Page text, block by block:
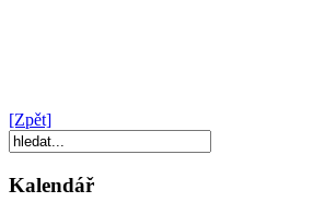
[Zpět]
Kalendář